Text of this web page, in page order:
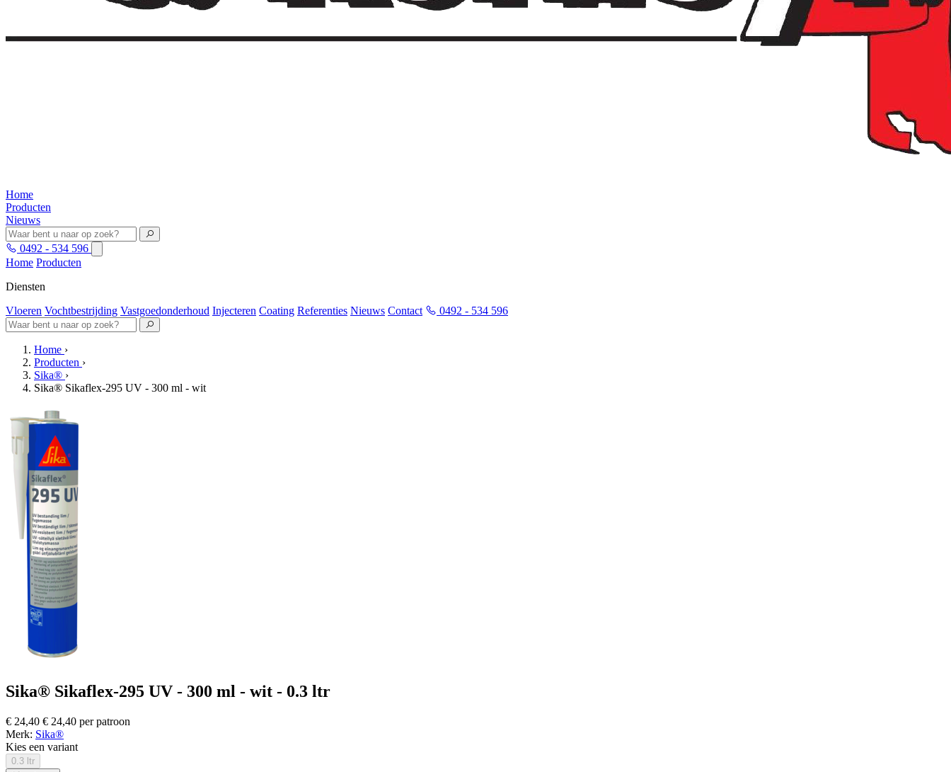
Home
Producten
Nieuws
0492 - 534 596
Home Producten
Diensten
Vloeren Vochtbestrijding Vastgoedonderhoud Injecteren Coating Referenties Nieuws Contact 0492 - 534 596
Home ›
Producten ›
Sika® ›
Sika® Sikaflex-295 UV - 300 ml - wit
Sika® Sikaflex-295 UV - 300 ml - wit - 0.3 ltr
€ 24,40 € 24,40 per patroon
Merk: Sika®
Kies een variant
0.3 ltr